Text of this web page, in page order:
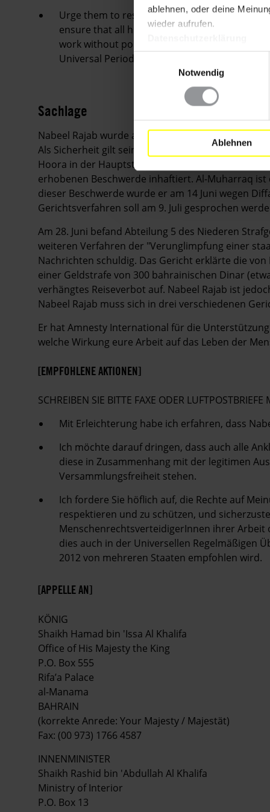
ablehnen, oder deine
wieder aufrufen.
Notwendig
Ablehnen
Urge them to respect and protect the right
ensure that all human rights organizations
work without political interference and
Universal Periodic Review in May 2012.
Sachlage
Nabeel Rajab wurde am 27. Juni von Abteilung 5
Als Sicherheit gilt sein Haus. Der
Hoora in der Hauptstadt Manama im
erhobenen Beschwerde inhaftiert. Al-Muharraq
dieser Beschwerde wurde er am 14 Juni wegen
Gerichtsverfahren soll am 9. Juli gesprochen
Am 28. Juni befand Abteilung 5 des Niederen
weiteren Verfahren der "Verunglimpfung einer
Nachrichten schuldig. Das Gericht erklärte die von
einer Geldstrafe von 300 bahrainischen Dinar
verhängtes Reiseverbot auf. Nabeel Rajab ist
Nabeel Rajab muss sich in drei verschiedenen
Er hat Amnesty International für die
welche Wirkung eure Arbeit auf das Leben der
[EMPFOHLENE AKTIONEN]
SCHREIBEN SIE BITTE FAXE ODER
Mit Erleichterung habe ich erfahren, dass
Ich möchte darauf dringen, dass auch alle
diese in Zusammenhang mit der legitimen
Versammlungsfreiheit stehen.
Ich fordere Sie höflich auf, die Rechte auf
respektieren und zu schützen, und
MenschenrechtsverteidigerInnen ihrer Arbeit
dies auch in der Universellen Regelmäßigen
2012 von mehreren Staaten empfohlen wird.
[APPELLE AN]
KÖNIG
Shaikh Hamad bin 'Issa Al Khalifa
Office of His Majesty the King
P.O. Box 555
Rifa’a Palace
al-Manama
BAHRAIN
(korrekte Anrede: Your Majesty / Majestät)
Fax: (00 973) 1766 4587
INNENMINISTER
Shaikh Rashid bin 'Abdullah Al Khalifa
Ministry of Interior
P.O. Box 13